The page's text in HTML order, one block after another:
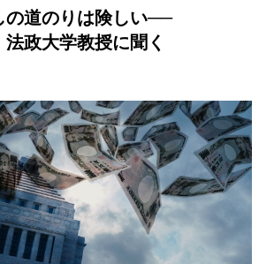
の道のりは険しい──
政大学教授に聞く